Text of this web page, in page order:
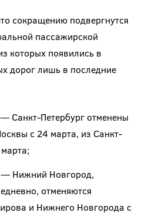
сокращению подвергнутся
пассажирской
которых появились в
дорог лишь в последние
Санкт-Петербург отменены
с 24 марта, из Санкт-
Нижний Новгород,
отменяются
и Нижнего Новгорода с